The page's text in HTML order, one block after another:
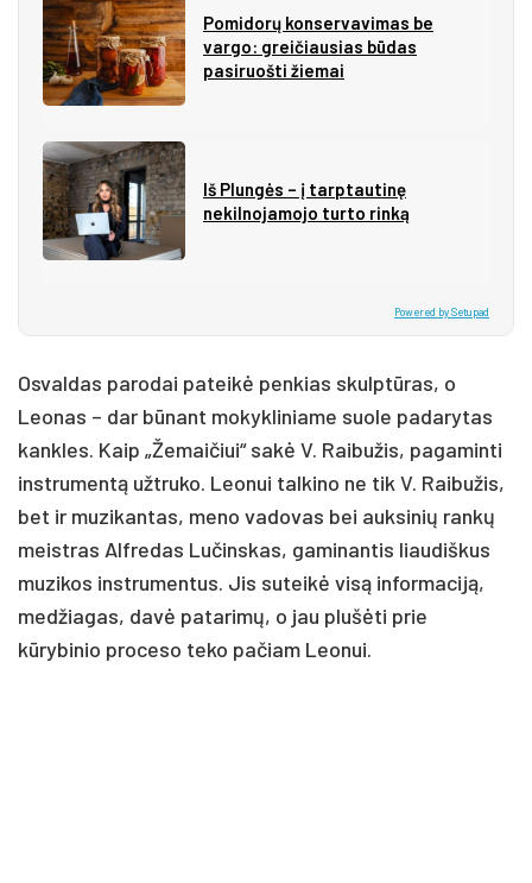
Pomidorų konservavimas be
vargo: greičiausias būdas
pasiruošti žiemai
Iš Plungės – į tarptautinę
nekilnojamojo turto rinką
Powered by Setupad
Osvaldas parodai pateikė penkias skulptūras, o
Leonas – dar būnant mokykliniame suole padarytas
kankles. Kaip „Žemaičiui“ sakė V. Raibužis, pagaminti
instrumentą užtruko. Leonui talkino ne tik V. Raibužis,
bet ir muzikantas, meno vadovas bei auksinių rankų
meistras Alfredas Lučinskas, gaminantis liaudiškus
muzikos instrumentus. Jis suteikė visą informaciją,
medžiagas, davė patarimų, o jau plušėti prie
kūrybinio proceso teko pačiam Leonui.